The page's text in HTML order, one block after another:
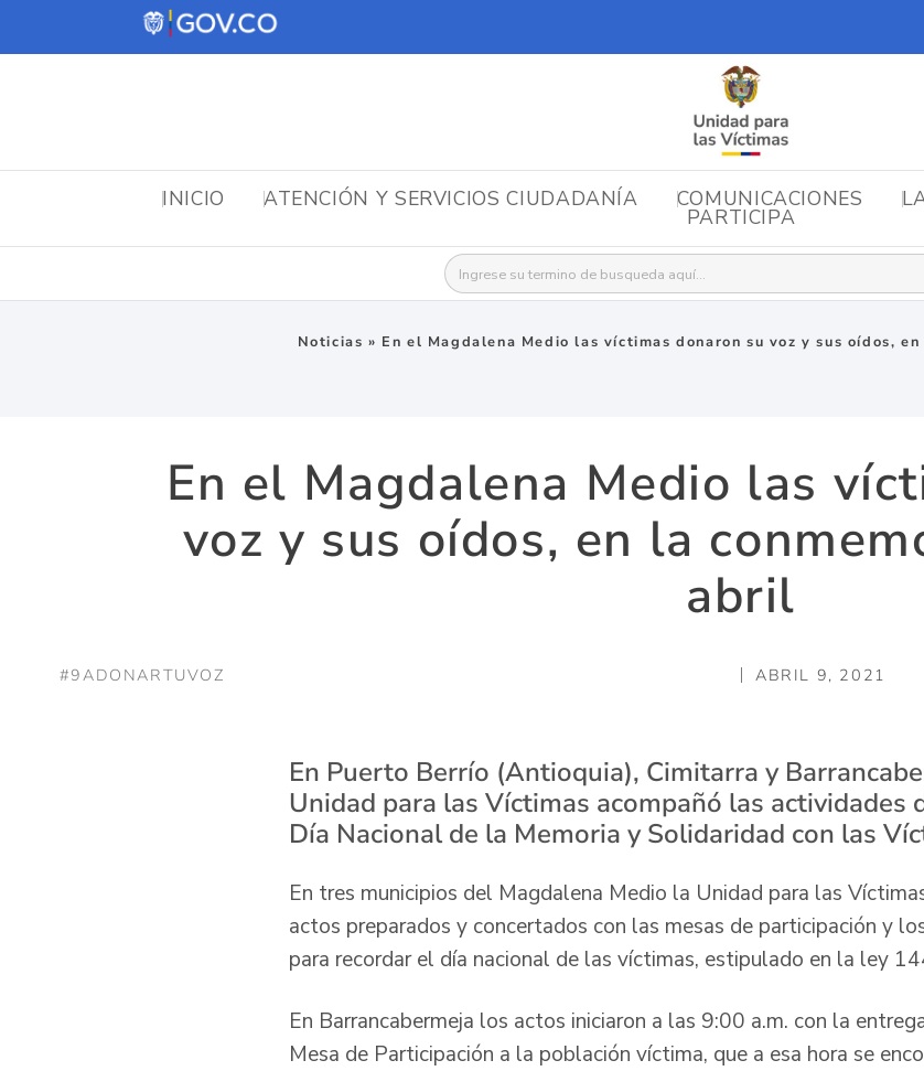
INICIO ATENCIÓN Y SERVICIOS CIUDADANÍA COMUNICACIONES
PARTICIPA
Buscar:
Noticias » En el Magdalena Medio las víctimas donaron su voz y sus oídos,
En el Magdalena Medio las
voz y sus oídos, en la
abril
#9ADONARTUVOZ ABRIL 9, 2021
En Puerto Berrío (Antioquia), Cimitarra y
Unidad para las Víctimas acompañó las actividades
Día Nacional de la Memoria y Solidaridad con las
En tres municipios del Magdalena Medio la Unidad para las
actos preparados y concertados con las mesas de participación y
para recordar el día nacional de las víctimas, estipulado en la ley
En Barrancabermeja los actos iniciaron a las 9:00 a.m. con la
Mesa de Participación a la población víctima, que a esa hora se